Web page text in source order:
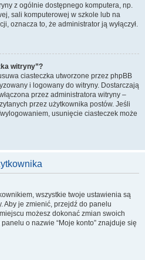
z ogólnie dostępnego komputera, np.
sali komputerowej w szkole lub na
oznacza to, że administrator ją wyłączył.
witryny”?
ciasteczka utworzone przez phpBB
i logowany do witryny. Dostarczają
przez administratora witryny –
przez użytkownika postów. Jeśli
usunięcie ciasteczek może
wszystkie twoje ustawienia są
Aby je zmienić, przejdź do panelu
możesz dokonać zmian swoich
o nazwie “Moje konto” znajduje się